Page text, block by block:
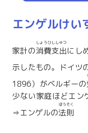
エンゲルけい
家計の消費
しょうひ
支出
ししゅつ
にし
示したもの。ドイツ
1896）がベルギーの
少ない家庭ほどエン
⇒エンゲルの法則
ほうそく